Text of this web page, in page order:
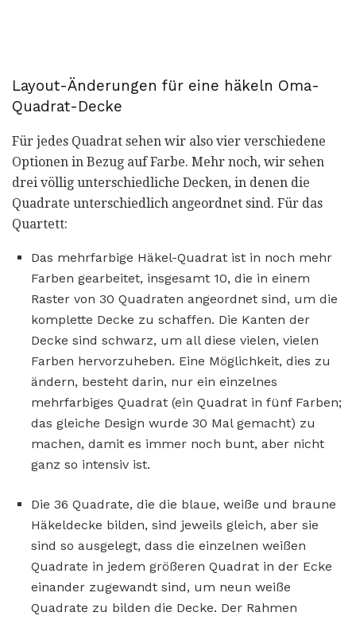
Layout-Änderungen für eine häkeln Oma-
Quadrat-Decke
Für jedes Quadrat sehen wir also vier verschiedene
Optionen in Bezug auf Farbe. Mehr noch, wir sehen
drei völlig unterschiedliche Decken, in denen die
Quadrate unterschiedlich angeordnet sind. Für das
Quartett:
Das mehrfarbige Häkel-Quadrat ist in noch mehr
Farben gearbeitet, insgesamt 10, die in einem
Raster von 30 Quadraten angeordnet sind, um die
komplette Decke zu schaffen. Die Kanten der
Decke sind schwarz, um all diese vielen, vielen
Farben hervorzuheben. Eine Möglichkeit, dies zu
ändern, besteht darin, nur ein einzelnes
mehrfarbiges Quadrat (ein Quadrat in fünf Farben;
das gleiche Design wurde 30 Mal gemacht) zu
machen, damit es immer noch bunt, aber nicht
ganz so intensiv ist.
Die 36 Quadrate, die die blaue, weiße und braune
Häkeldecke bilden, sind jeweils gleich, aber sie
sind so ausgelegt, dass die einzelnen weißen
Quadrate in jedem größeren Quadrat in der Ecke
einander zugewandt sind, um neun weiße
Quadrate zu bilden die Decke. Der Rahmen